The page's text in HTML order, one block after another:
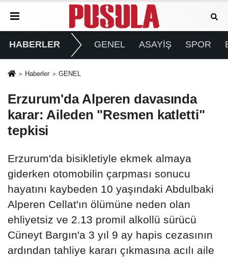
HABERLER GENEL ASAYİŞ SPOR
Haberler GENEL
Erzurum'da Alperen davasında
karar: Aileden "Resmen katletti"
tepkisi
Erzurum'da bisikletiyle ekmek almaya
giderken otomobilin çarpması sonucu
hayatını kaybeden 10 yaşındaki Abdulbaki
Alperen Cellat'ın ölümüne neden olan
ehliyetsiz ve 2.13 promil alkollü sürücü
Cüneyt Bargın'a 3 yıl 9 ay hapis cezasının
ardından tahliye kararı çıkmasına acılı aile